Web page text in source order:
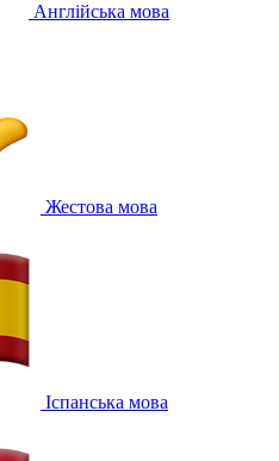
Англійська мова
Жестова мова
Іспанська мова